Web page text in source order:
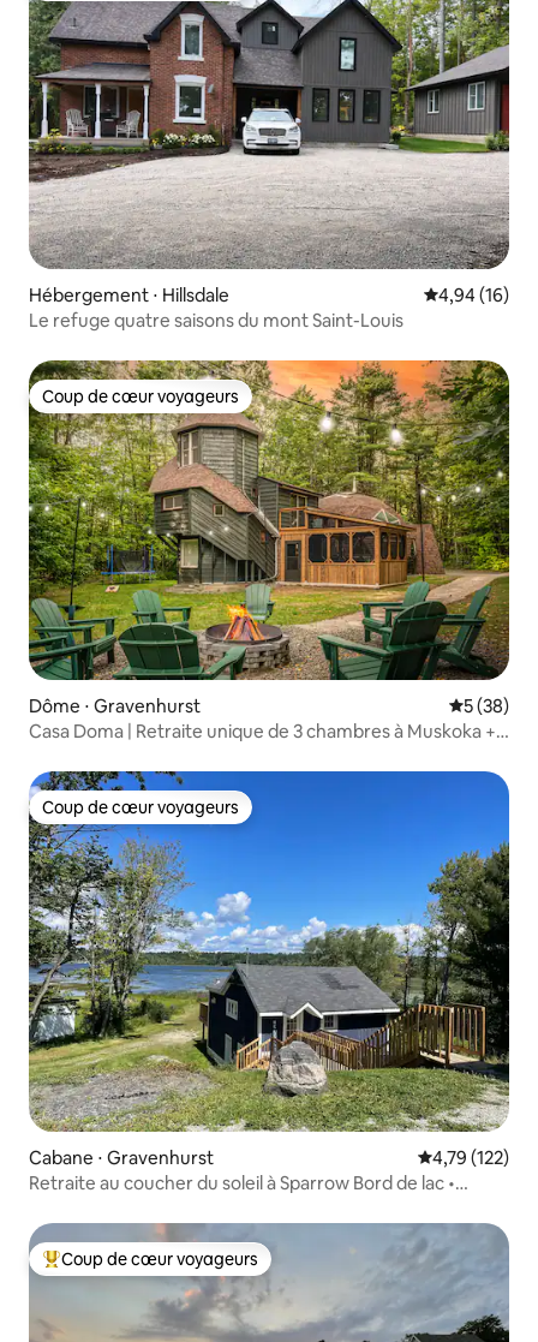
Hébergement ⋅ Hillsdale Évaluation
4,94 (16)
Le refuge quatre saisons du mont Saint-Louis
Coup de cœur voyageurs
Coup de cœur voyageurs
Dôme ⋅ Gravenhurst
5 (38)
Casa Doma | Retraite unique de 3 chambres à Muskoka +
Coup de cœur voyageurs
Coup de cœur voyageurs
Cabane ⋅ Gravenhurst Évaluation
4,79 (122)
Retraite au coucher du soleil à Sparrow Bord de lac •
Coups de cœur voyageurs les plus appréciés
Coup de cœur voyageurs